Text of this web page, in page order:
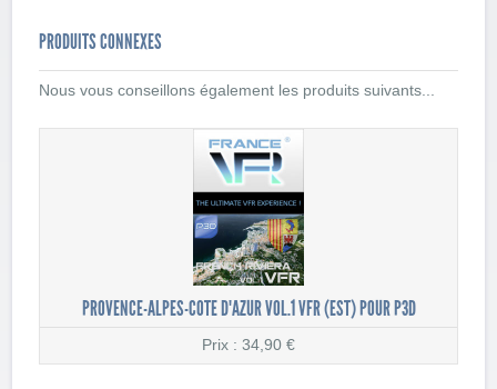
PRODUITS CONNEXES
Nous vous conseillons également les produits suivants...
PROVENCE-ALPES-COTE D'AZUR VOL.1 VFR (EST) POUR P3D
Prix : 34,90 €